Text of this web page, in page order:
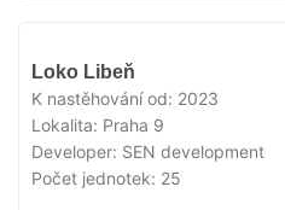
Loko Libeň
K nastěhování od: 2023
Lokalita: Praha 9
Developer: SEN development
Počet jednotek: 25